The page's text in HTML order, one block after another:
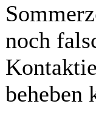
noch
beheben